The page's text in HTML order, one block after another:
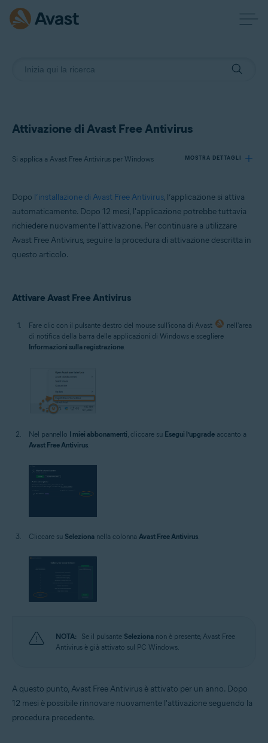
Attivazione di Avast Free Antivirus
Si applica a Avast Free Antivirus per Windows MOSTRA DETTAGLI
Sistemi operativi:
Microsoft Windows 8 / Pro / Enterprise - 32/64 bit
Convenience Rollup, 32/64 bit
Dopo l’installazione di Avast Free Antivirus, l’applicazione si attiva
automaticamente. Dopo 12 mesi, l'applicazione potrebbe tuttavia
richiedere nuovamente l'attivazione. Per continuare a utilizzare
Avast Free Antivirus, seguire la procedura di attivazione descritta in
questo articolo.
Attivare Avast Free Antivirus
Fare clic con il pulsante destro del mouse sull'icona di Avast
nell'area
di notifica della barra delle applicazioni di Windows e scegliere
Informazioni sulla registrazione.
Nel pannello I miei abbonamenti , cliccare su Esegui l’upgrade accanto a
Avast Free Antivirus
Cliccare su Seleziona nella colonna Avast Free Antivirus
NOTA: Se il pulsante Seleziona non è presente, Avast Free
Antivirus è già attivato sul PC Windows.
A questo punto, Avast Free Antivirus è attivato per un anno. Dopo
12 mesi è possibile rinnovare nuovamente l'attivazione seguendo la
procedura precedente.